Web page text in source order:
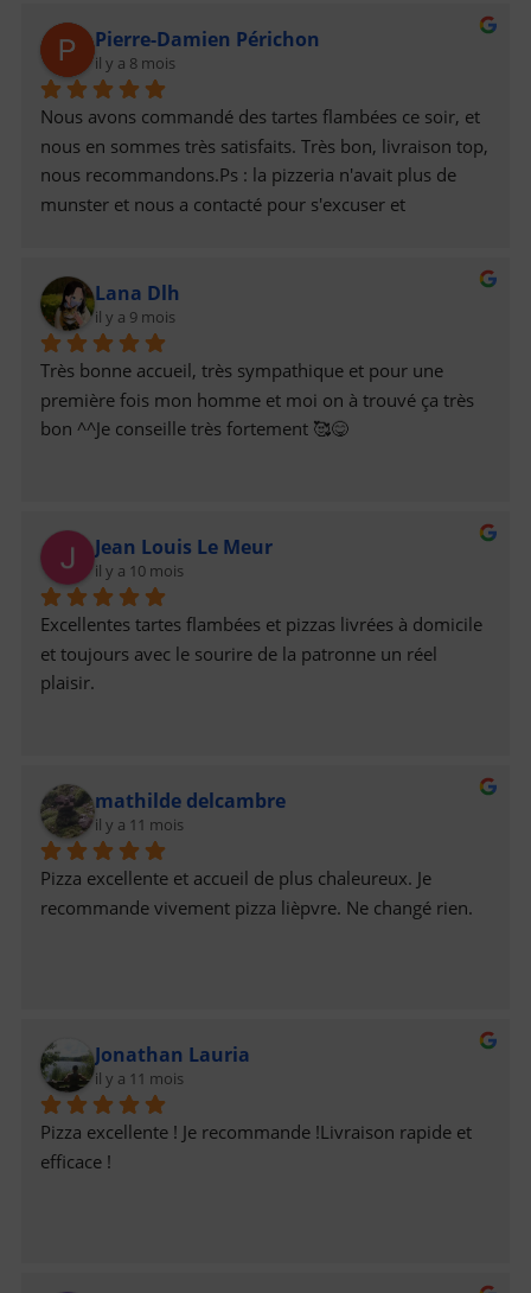
Pierre-Damien Périchon
il y a 8 mois
Nous avons commandé des tartes flambées ce soir, et
nous en sommes très satisfaits. Très bon, livraison top,
nous recommandons.Ps : la pizzeria n'avait plus de
munster et nous a contacté pour s'excuser et
Lana Dlh
il y a 9 mois
Très bonne accueil, très sympathique et pour une
première fois mon homme et moi on à trouvé ça très
bon ^^Je conseille très fortement 🥰😋
Jean Louis Le Meur
il y a 10 mois
Excellentes tartes flambées et pizzas livrées à domicile
et toujours avec le sourire de la patronne un réel
plaisir.
mathilde delcambre
il y a 11 mois
Pizza excellente et accueil de plus chaleureux. Je
recommande vivement pizza lièpvre. Ne changé rien.
Jonathan Lauria
il y a 11 mois
Pizza excellente ! Je recommande !Livraison rapide et
efficace !